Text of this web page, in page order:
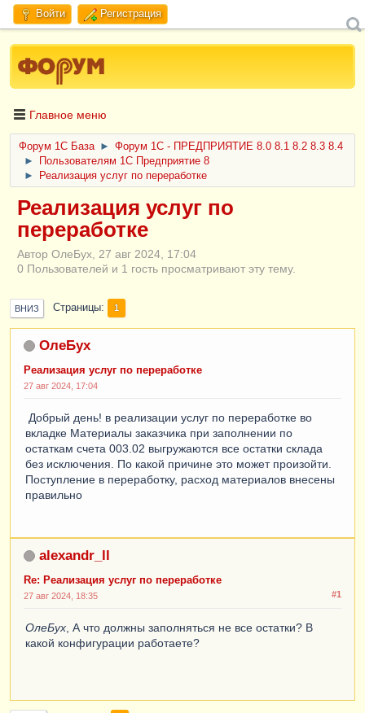
Войти Регистрация
Главное меню
Форум 1C База ►
Форум 1С - ПРЕДПРИЯТИЕ 8.0 8.1 8.2 8.3 8.4
►
Пользователям 1С Предприятие 8
►
Реализация услуг по переработке
Реализация услуг по
переработке
Автор ОлеБух, 27 авг 2024, 17:04
0 Пользователей и 1 гость просматривают эту тему.
ВНИЗ Страницы 1
ОлеБух
Реализация услуг по переработке
27 авг 2024, 17:04
Добрый день! в реализации услуг по переработке во
вкладке Материалы заказчика при заполнении по
остаткам счета 003.02 выгружаются все остатки склада
без исключения. По какой причине это может произойти.
Поступление в переработку, расход материалов внесены
правильно
alexandr_ll
Re: Реализация услуг по переработке
#1
27 авг 2024, 18:35
ОлеБух , А что должны заполняться не все остатки? В
какой конфигурации работаете?